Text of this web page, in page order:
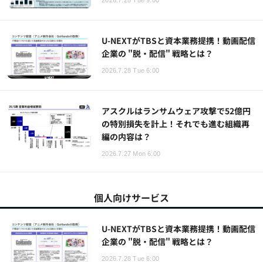
U-NEXTがTBSと資本業務提携！動画配信
企業の "脱・配信" 戦略とは？
2026.7.28 Tue 6:00
アスクルはランサムウェア攻撃で52億円
の特別損失を計上！それでも進む組織再
編の内容は？
2026.7.27 Mon 6:00
個人向けサービス
U-NEXTがTBSと資本業務提携！動画配信
企業の "脱・配信" 戦略とは？
2026.7.28 Tue 6:00